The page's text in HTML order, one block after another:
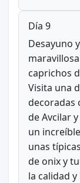
Día 9
Desayuno
caprichos
Visita una
decoradas
de Avcilar
un
unas
de onix y
la calidad